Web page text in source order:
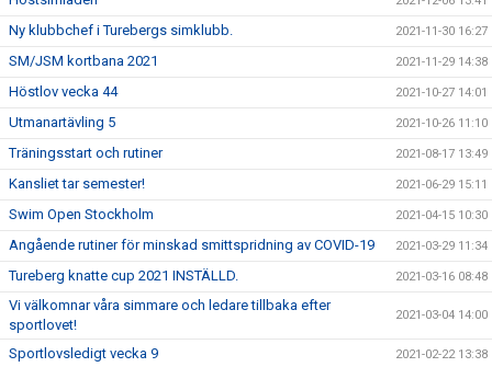
Ny klubbchef i Turebergs simklubb. 2021-11-30 16:27
SM/JSM kortbana 2021 2021-11-29 14:38
Höstlov vecka 44 2021-10-27 14:01
Utmanartävling 5 2021-10-26 11:10
Träningsstart och rutiner 2021-08-17 13:49
Kansliet tar semester! 2021-06-29 15:11
Swim Open Stockholm 2021-04-15 10:30
Angående rutiner för minskad smittspridning av COVID-19 2021-03-29 11:34
Tureberg knatte cup 2021 INSTÄLLD. 2021-03-16 08:48
Vi välkomnar våra simmare och ledare tillbaka efter
sportlovet!
2021-03-04 14:00
Sportlovsledigt vecka 9 2021-02-22 13:38